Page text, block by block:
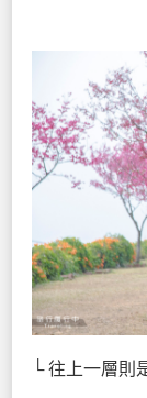
└ 往上一層則